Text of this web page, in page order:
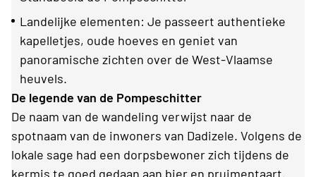
Landelijke elementen: Je passeert authentieke
kapelletjes, oude hoeves en geniet van
panoramische zichten over de West-Vlaamse
heuvels.
De legende van de Pompeschitter
De naam van de wandeling verwijst naar de
spotnaam van de inwoners van Dadizele. Volgens de
lokale sage had een dorpsbewoner zich tijdens de
kermis te goed gedaan aan bier en pruimentaart.